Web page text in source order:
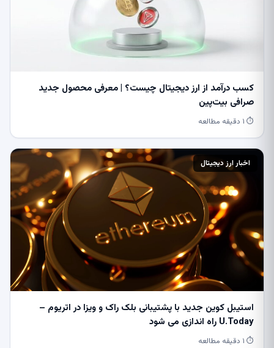
کسب درآمد از ارز دیجیتال چیست؟ | معرفی محصول جدید
صرافی بیت‌پین
⏱ ۱ دقیقه مطالعه
اخبار ارز دیجیتال
استیبل کوین جدید با پشتیبانی بلک راک و ویزا در اتریوم –
U.Today راه اندازی می شود
⏱ ۱ دقیقه مطالعه